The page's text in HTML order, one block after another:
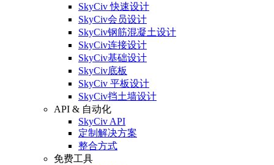
SkyCiv 快速设计
SkyCiv会员设计
SkyCiv钢筋混凝土设计
SkyCiv连接设计
SkyCiv基础设计
SkyCiv底板
SkyCiv 平板设计
SkyCiv挡土墙设计
API & 自动化
SkyCiv API
定制解决方案
整合方式
免费工具